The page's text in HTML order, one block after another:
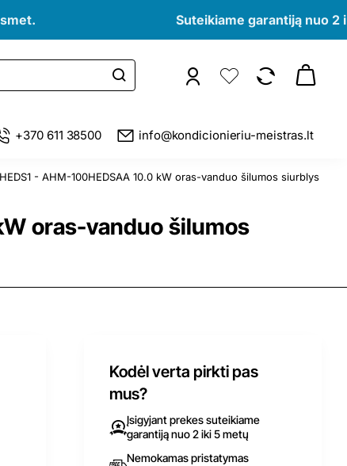
Suteikiame garantiją nuo 2
+370 611 38500 info@kondicionieriu-meistras.lt
oras-vanduo šilumos
- AHM-100HEDSAA 10.0 kW oras-vanduo šilumos siurblys
Kodėl verta pirkti pas
mus?
Įsigyjant prekes suteikiame
garantiją nuo 2 iki 5 metų
Nemokamas pristatymas